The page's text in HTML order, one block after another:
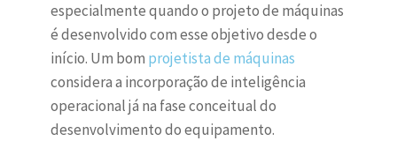
especialmente quando o projeto de máquinas
é desenvolvido com esse objetivo desde o
início. Um bom projetista de máquinas
considera a incorporação de inteligência
operacional já na fase conceitual do
desenvolvimento do equipamento.